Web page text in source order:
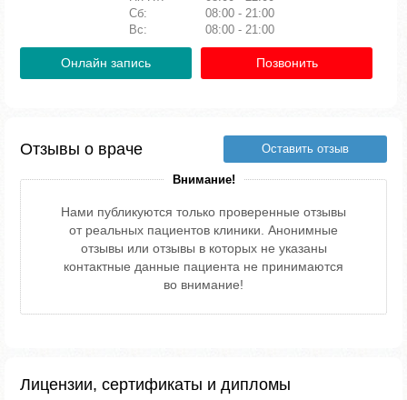
Сб:
08:00 - 21:00
Вс:
08:00 - 21:00
Онлайн запись Позвонить
Отзывы о враче Оставить отзыв
Внимание!
Нами публикуются только проверенные отзывы
от реальных пациентов клиники. Анонимные
отзывы или отзывы в которых не указаны
контактные данные пациента не принимаются
во внимание!
Лицензии, сертификаты и дипломы